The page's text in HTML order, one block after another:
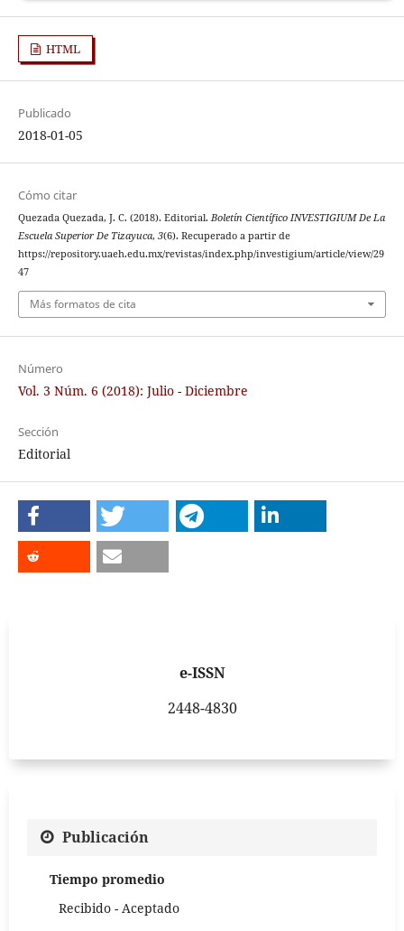
HTML
Publicado
2018-01-05
Cómo citar
Quezada Quezada, J. C. (2018). Editorial. Boletín Científico INVESTIGIUM De La
Escuela Superior De Tizayuca, 3(6). Recuperado a partir de
https://repository.uaeh.edu.mx/revistas/index.php/investigium/article/view/29
47
Más formatos de cita
Número
Vol. 3 Núm. 6 (2018): Julio - Diciembre
Sección
Editorial
e-ISSN
2448-4830
Publicación
Tiempo promedio
Recibido - Aceptado